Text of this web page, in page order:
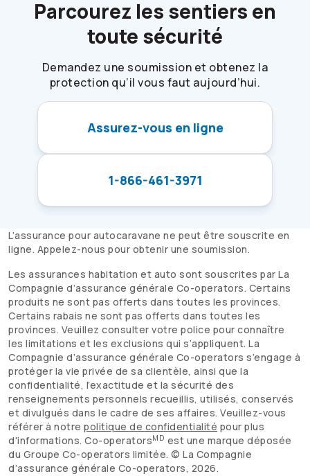
Parcourez les sentiers en
toute sécurité
Demandez une soumission et obtenez la
protection qu’il vous faut aujourd’hui.
Assurez-vous en ligne
1-866-461-3971
L’assurance pour autocaravane ne peut être souscrite en
ligne. Appelez-nous pour obtenir une soumission.
Les assurances habitation et auto sont souscrites par La
Compagnie d’assurance générale Co-operators. Certains
produits ne sont pas offerts dans toutes les provinces.
Certains rabais ne sont pas offerts dans toutes les
provinces. Veuillez consulter votre police pour connaître
les limitations et les exclusions qui s’appliquent. La
Compagnie d’assurance générale Co-operators s’engage à
protéger la vie privée de sa clientèle, ainsi que la
confidentialité, l’exactitude et la sécurité des
renseignements personnels recueillis, utilisés, conservés
et divulgués dans le cadre de ses affaires. Veuillez-vous
référer à notre politique de confidentialité pour plus
d'informations. Co-operatorsMD est une marque déposée
du Groupe Co-operators limitée. © La Compagnie
d’assurance générale Co-operators, 2026.